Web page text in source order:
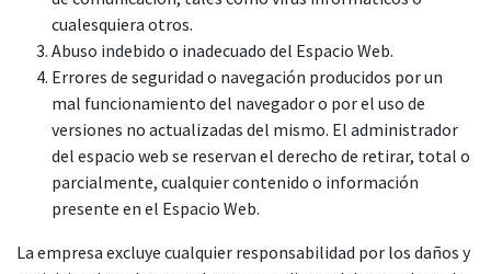
cualesquiera otros.
Abuso indebido o inadecuado del Espacio Web.
Errores de seguridad o navegación producidos por un
mal funcionamiento del navegador o por el uso de
versiones no actualizadas del mismo. El administrador
del espacio web se reservan el derecho de retirar, total o
parcialmente, cualquier contenido o información
presente en el Espacio Web.
La empresa excluye cualquier responsabilidad por los daños y